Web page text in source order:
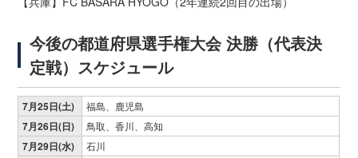
今後の都道府県選手権大会 決勝（代表決
定戦）スケジュール
7月25日(土) 福島、鹿児島
7月26日(日) 鳥取、香川、高知
7月29日(水) 石川